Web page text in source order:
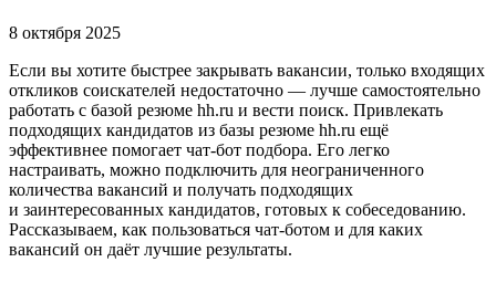
8 октября 2025
Если вы хотите быстрее закрывать вакансии, только входящих
откликов соискателей недостаточно — лучше самостоятельно
работать с базой резюме hh.ru и вести поиск. Привлекать
подходящих кандидатов из базы резюме hh.ru ещё
эффективнее помогает чат-бот подбора. Его легко
настраивать, можно подключить для неограниченного
количества вакансий и получать подходящих
и заинтересованных кандидатов, готовых к собеседованию.
Рассказываем, как пользоваться чат-ботом и для каких
вакансий он даёт лучшие результаты.